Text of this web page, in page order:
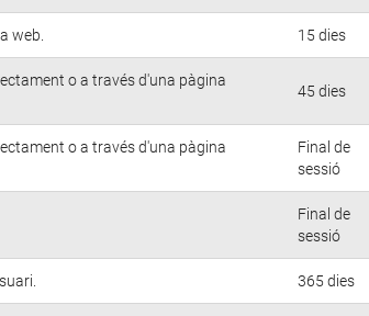
web. 15 dies
o a través d'una pàgina
45 dies
o a través d'una pàgina
Final de
sessió
Final de
sessió
365 dies